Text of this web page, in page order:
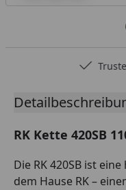
RK Kette 420SB
Die RK 420SB ist
dem Hause RK –